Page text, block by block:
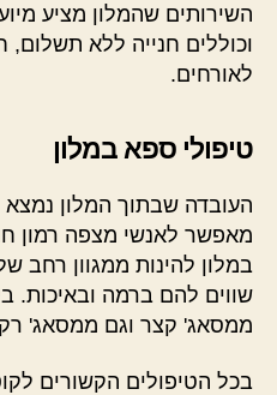
השירותים שהמלון מציע
וכוללים חנייה ללא תשלום,
לאורחים.
טיפולי ספא במלון
העובדה שבתוך המלון
מאפשר לאנשי מצפה רמון
במלון להינות ממגוון רחב
שווים להם ברמה ובאיכות.
ממסאג' קצר וגם ממסאג'
בכל הטיפולים הקשורים